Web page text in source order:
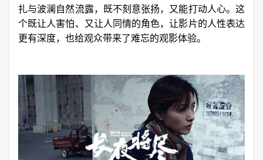
扎与波澜自然流露，既不刻意张扬，又能打动人心。这
个既让人害怕、又让人同情的角色，让影片的人性表达
更有深度，也给观众带来了难忘的观影体验。